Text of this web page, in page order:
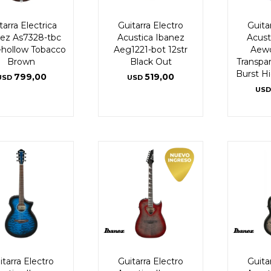
Electrica
As7328-tbc
Tobacco
Brown
799,00
Guitarra Electro
Acustica Ibanez
Aeg1221-bot 12str
Black Out
USD 519,00
Burst
USD
Electro
Guitarra Electro